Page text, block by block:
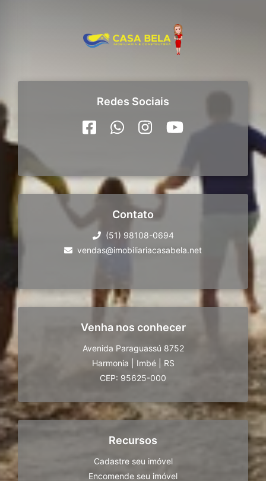
Redes Sociais
Contato
(51) 98108-0694
vendas@imobiliariacasabela.net
Venha nos conhecer
Avenida Paraguassú 8752
Harmonia
Imbé
RS
CEP: 95625-000
Recursos
Cadastre seu imóvel
Encomende seu imóvel